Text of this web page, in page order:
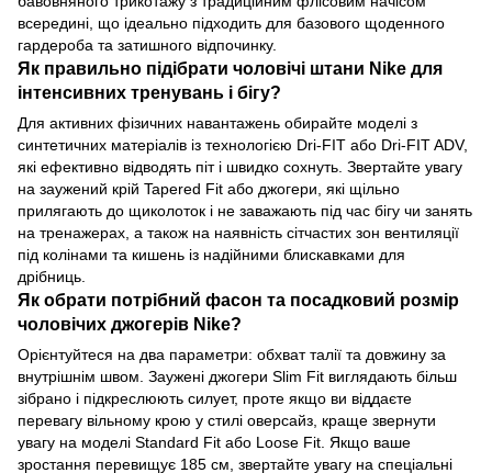
всередині, що ідеально підходить для базового щоденного
гардероба та затишного відпочинку.
Як правильно підібрати чоловічі штани Nike для
інтенсивних тренувань і бігу?
Для активних фізичних навантажень обирайте моделі з
синтетичних матеріалів із технологією Dri-FIT або Dri-FIT ADV,
які ефективно відводять піт і швидко сохнуть. Звертайте увагу
на заужений крій Tapered Fit або джогери, які щільно
прилягають до щиколоток і не заважають під час бігу чи занять
на тренажерах, а також на наявність сітчастих зон вентиляції
під колінами та кишень із надійними блискавками для
дрібниць.
Як обрати потрібний фасон та посадковий розмір
чоловічих джогерів Nike?
Орієнтуйтеся на два параметри: обхват талії та довжину за
внутрішнім швом. Заужені джогери Slim Fit виглядають більш
зібрано і підкреслюють силует, проте якщо ви віддаєте
перевагу вільному крою у стилі оверсайз, краще звернути
увагу на моделі Standard Fit або Loose Fit. Якщо ваше
зростання перевищує 185 см, звертайте увагу на спеціальні